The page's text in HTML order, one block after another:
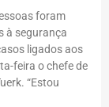
foram
à segurança
ligados aos
feira o chefe de
“Estou